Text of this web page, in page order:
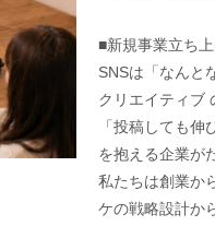
■新規事業立ち
SNSは「なんと
クリエイティブ
「投稿しても
を抱える企業が
私たちは創業か
ケの戦略設計か